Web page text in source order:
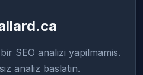
SEO analizi yapilmamis.
analiz baslatin.